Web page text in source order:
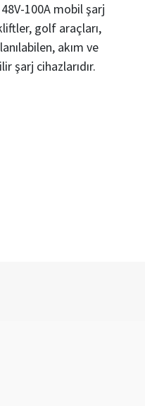
100A mobil şarj
golf araçları,
akım ve
şarj cihazlarıdır.